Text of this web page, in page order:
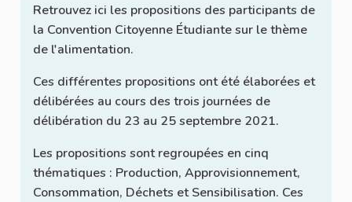
Retrouvez ici les propositions des participants de
la Convention Citoyenne Étudiante sur le thème
de l'alimentation.
Ces différentes propositions ont été élaborées et
délibérées au cours des trois journées de
délibération du 23 au 25 septembre 2021.
Les propositions sont regroupées en cinq
thématiques : Production, Approvisionnement,
Consommation, Déchets et Sensibilisation. Ces